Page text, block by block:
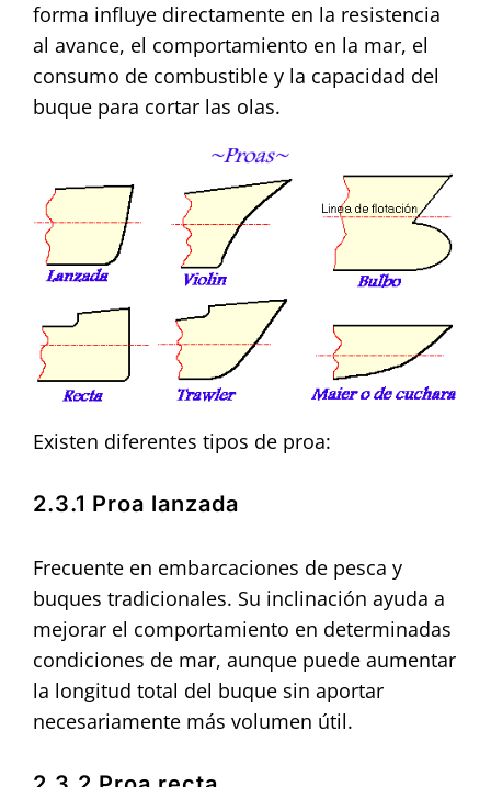
forma influye directamente en la resistencia
al avance, el comportamiento en la mar, el
consumo de combustible y la capacidad del
buque para cortar las olas.
Existen diferentes tipos de proa:
2.3.1 Proa lanzada
Frecuente en embarcaciones de pesca y
buques tradicionales. Su inclinación ayuda a
mejorar el comportamiento en determinadas
condiciones de mar, aunque puede aumentar
la longitud total del buque sin aportar
necesariamente más volumen útil.